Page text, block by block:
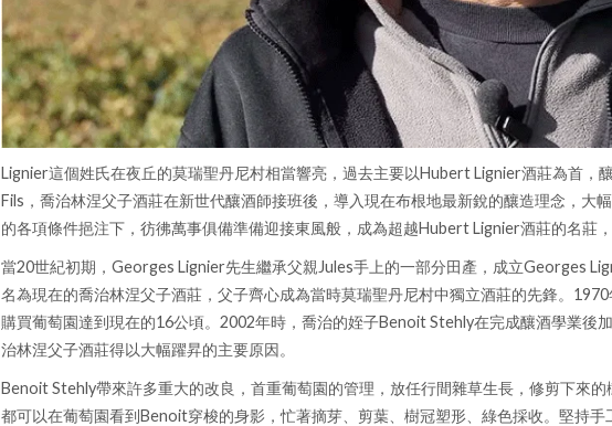
Lignier這個姓氏在夜丘的莫瑞聖丹尼村相當響亮，過去主要以Hubert Lignier酒莊為首，
Fils，喬治林涅父子酒莊在新世代釀酒師接班後，導入現在布根地最新銳的釀造理念，大
的各項條件挹注下，彷彿萬事俱備準備迎接東風般，成為超越Hubert Lignier酒莊的名莊
當20世紀初期，Georges Lignier先生繼承父親Jules手上的一部分田產，成立Georges
名為現在的喬治林涅父子酒莊，父子齊心成為當時莫瑞聖丹尼村中獨立酒莊的先鋒。
購買葡萄園達到現在的16公頃。2002年時，喬治的姪子Benoit Stehly在完成釀酒學業後
治林涅父子酒莊得以大幅躍昇的主要原因。
Benoit Stehly帶來許多重大的改良，首重葡萄園的管理，放任行間雜草生長，修剪下來
都可以在葡萄園看到Benoit穿梭的身影，忙著摘芽、剪葉、樹冠塑形、綠色採收。堅持